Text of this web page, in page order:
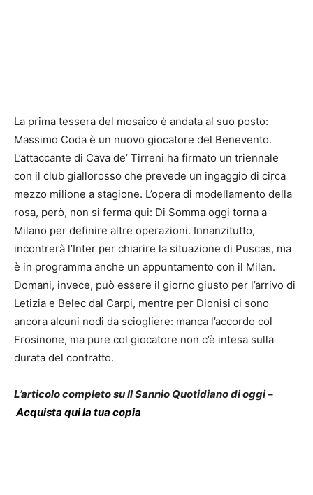
La prima tessera del mosaico è andata al suo posto:
Massimo Coda è un nuovo giocatore del Benevento.
L’attaccante di Cava de’ Tirreni ha firmato un triennale
con il club giallorosso che prevede un ingaggio di circa
mezzo milione a stagione. L’opera di modellamento della
rosa, però, non si ferma qui: Di Somma oggi torna a
Milano per definire altre operazioni. Innanzitutto,
incontrerà l’Inter per chiarire la situazione di Puscas, ma
è in programma anche un appuntamento con il Milan.
Domani, invece, può essere il giorno giusto per l’arrivo di
Letizia e Belec dal Carpi, mentre per Dionisi ci sono
ancora alcuni nodi da sciogliere: manca l’accordo col
Frosinone, ma pure col giocatore non c’è intesa sulla
durata del contratto.
L’articolo completo su Il Sannio Quotidiano di oggi –
Acquista qui la tua copia